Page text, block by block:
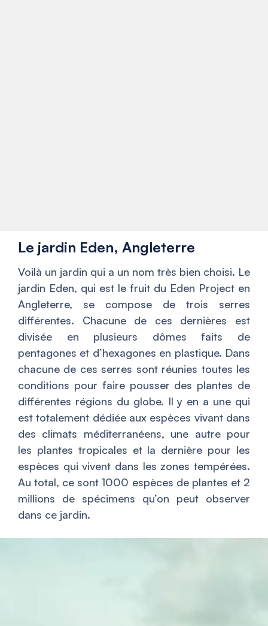
Le jardin Eden, Angleterre
Voilà un jardin qui a un nom très bien choisi. Le
jardin Eden, qui est le fruit du Eden Project en
Angleterre, se compose de trois serres
différentes. Chacune de ces dernières est
divisée en plusieurs dômes faits de
pentagones et d’hexagones en plastique. Dans
chacune de ces serres sont réunies toutes les
conditions pour faire pousser des plantes de
différentes régions du globe. Il y en a une qui
est totalement dédiée aux espèces vivant dans
des climats méditerranéens, une autre pour
les plantes tropicales et la dernière pour les
espèces qui vivent dans les zones tempérées.
Au total, ce sont 1000 espèces de plantes et 2
millions de spécimens qu’on peut observer
dans ce jardin.